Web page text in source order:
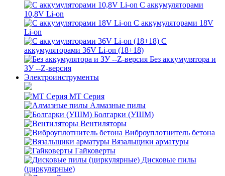
С аккумуляторами
10,8V Li-on
С аккумуляторами 18V
Li-on
С
аккумуляторами 36V Li-on (18+18)
Без аккумулятора и
ЗУ --Z-версия
Электроинструменты
MT Серия
Алмазные пилы
Болгарки (УШМ)
Вентиляторы
Виброуплотнитель бетона
Вязальщики арматуры
Гайковерты
Дисковые пилы
(циркулярные)